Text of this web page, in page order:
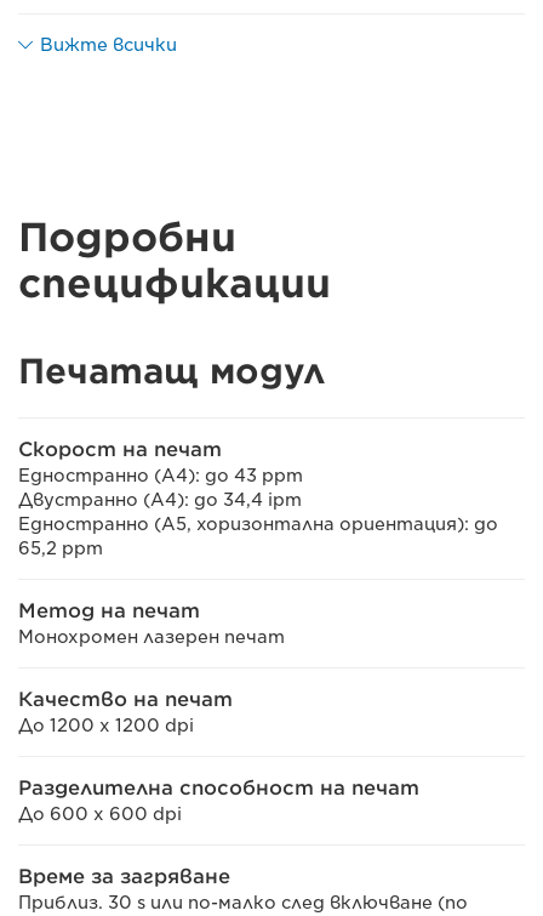
Вижте всички
Подробни
спецификации
Печатащ модул
Скорост на печат
Едностранно (A4): до 43 ppm
Двустранно (A4): до 34,4 ipm
Едностранно (A5, хоризонтална ориентация): до
65,2 ppm
Метод на печат
Монохромен лазерен печат
Качество на печат
До 1200 x 1200 dpi
Разделителна способност на печат
До 600 x 600 dpi
Време за загряване
Приблиз. 30 s или по-малко след включване (по